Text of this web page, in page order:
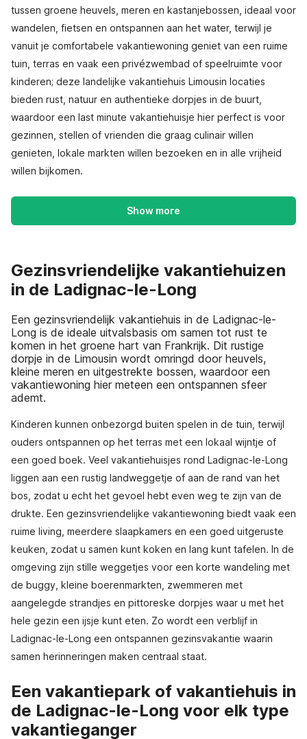
tussen groene heuvels, meren en kastanje­bossen, ideaal voor
wandelen, fietsen en ontspannen aan het water, terwijl je
vanuit je comfortabele vakantiewoning geniet van een ruime
tuin, terras en vaak een privézwembad of speelruimte voor
kinderen; deze landelijke vakantiehuis Limousin locaties
bieden rust, natuur en authentieke dorpjes in de buurt,
waardoor een last minute vakantiehuisje hier perfect is voor
gezinnen, stellen of vrienden die graag culinair willen
genieten, lokale markten willen bezoeken en in alle vrijheid
willen bijkomen.
Show more
Gezinsvriendelijke vakantiehuizen
in de Ladignac-le-Long
Een gezinsvriendelijk vakantiehuis in de Ladignac-le-
Long is de ideale uitvalsbasis om samen tot rust te
komen in het groene hart van Frankrijk. Dit rustige
dorpje in de Limousin wordt omringd door heuvels,
kleine meren en uitgestrekte bossen, waardoor een
vakantiewoning hier meteen een ontspannen sfeer
ademt.
Kinderen kunnen onbezorgd buiten spelen in de tuin, terwijl
ouders ontspannen op het terras met een lokaal wijntje of
een goed boek. Veel vakantiehuisjes rond Ladignac-le-Long
liggen aan een rustig landweggetje of aan de rand van het
bos, zodat u echt het gevoel hebt even weg te zijn van de
drukte. Een gezinsvriendelijke vakantiewoning biedt vaak een
ruime living, meerdere slaapkamers en een goed uitgeruste
keuken, zodat u samen kunt koken en lang kunt tafelen. In de
omgeving zijn stille weggetjes voor een korte wandeling met
de buggy, kleine boerenmarkten, zwemmeren met
aangelegde strandjes en pittoreske dorpjes waar u met het
hele gezin een ijsje kunt eten. Zo wordt een verblijf in
Ladignac-le-Long een ontspannen gezinsvakantie waarin
samen herinneringen maken centraal staat.
Een vakantiepark of vakantiehuis in
de Ladignac-le-Long voor elk type
vakantieganger